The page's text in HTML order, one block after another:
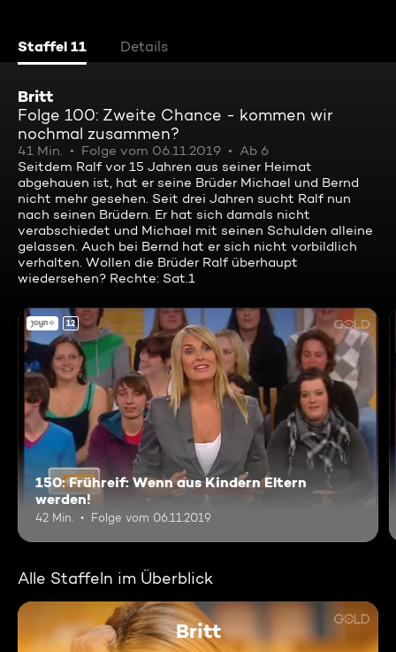
Staffel 11 Details
Britt
Folge 100: Zweite Chance - kommen wir
nochmal zusammen?
41 Min. Folge vom 06.11.2019
Ab 6
Seitdem Ralf vor 15 Jahren aus seiner Heimat
abgehauen ist, hat er seine Brüder Michael und Bernd
nicht mehr gesehen. Seit drei Jahren sucht Ralf nun
nach seinen Brüdern. Er hat sich damals nicht
verabschiedet und Michael mit seinen Schulden alleine
gelassen. Auch bei Bernd hat er sich nicht vorbildlich
verhalten. Wollen die Brüder Ralf überhaupt
wiedersehen? Rechte: Sat.1
12
150: Frühreif: Wenn aus Kindern Eltern
werden!
42 Min. Folge vom 06.11.2019
Alle Staffeln im Überblick
Britt